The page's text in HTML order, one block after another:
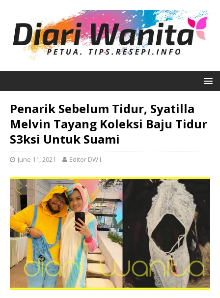
Penarik Sebelum Tidur, Syatilla
Melvin Tayang Koleksi Baju Tidur
S3ksi Untuk Suami
June 11, 2021 Editor DW I